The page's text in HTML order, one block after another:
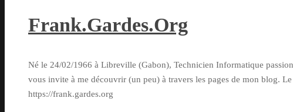
Frank.Gardes.Org
Né le 24/02/1966 à Libreville (Gabon), Technicien Informatique
vous invite à me découvrir (un peu) à travers les pages de mon blog. Le
https://frank.gardes.org